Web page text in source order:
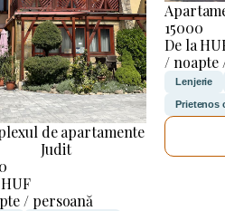
de apartamente
Judit
/ persoană
15000
De la
/ noapte
Lenjerie
Prietenos